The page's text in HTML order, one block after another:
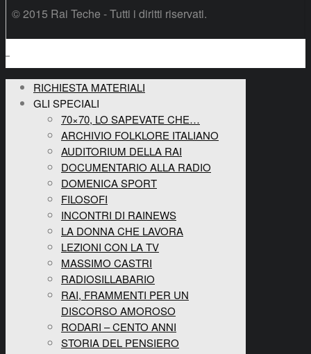
© 2015 Rai Teche - Tutti i diritti riservati.
RICHIESTA MATERIALI
GLI SPECIALI
70×70, LO SAPEVATE CHE…
ARCHIVIO FOLKLORE ITALIANO
AUDITORIUM DELLA RAI
DOCUMENTARIO ALLA RADIO
DOMENICA SPORT
FILOSOFI
INCONTRI DI RAINEWS
LA DONNA CHE LAVORA
LEZIONI CON LA TV
MASSIMO CASTRI
RADIOSILLABARIO
RAI, FRAMMENTI PER UN
DISCORSO AMOROSO
RODARI – CENTO ANNI
STORIA DEL PENSIERO